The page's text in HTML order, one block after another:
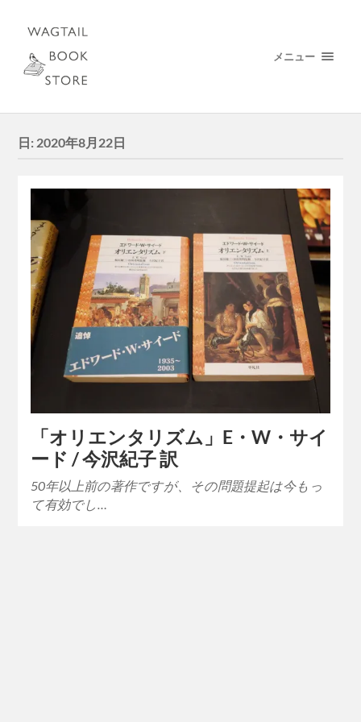
メニュー
日: 2020年8月22日
「オリエンタリズム」E・W・サイ
ード / 今沢紀子 訳
50年以上前の著作ですが、その問題提起は今もっ
て有効でし…